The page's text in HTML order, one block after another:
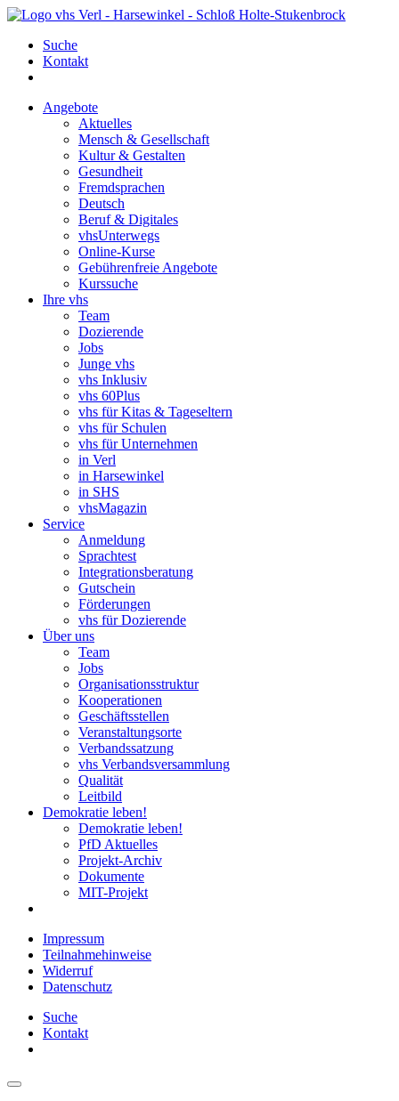
Suche
Kontakt
Angebote
Aktuelles
Mensch & Gesellschaft
Kultur & Gestalten
Gesundheit
Fremdsprachen
Deutsch
Beruf & Digitales
vhsUnterwegs
Online-Kurse
Gebührenfreie Angebote
Kurssuche
Ihre vhs
Team
Dozierende
Jobs
Junge vhs
vhs Inklusiv
vhs 60Plus
vhs für Kitas & Tageseltern
vhs für Schulen
vhs für Unternehmen
in Verl
in Harsewinkel
in SHS
vhsMagazin
Service
Anmeldung
Sprachtest
Integrationsberatung
Gutschein
Förderungen
vhs für Dozierende
Über uns
Team
Jobs
Organisationsstruktur
Kooperationen
Geschäftsstellen
Veranstaltungsorte
Verbandssatzung
vhs Verbandsversammlung
Qualität
Leitbild
Demokratie leben!
Demokratie leben!
PfD Aktuelles
Projekt-Archiv
Dokumente
MIT-Projekt
Impressum
Teilnahmehinweise
Widerruf
Datenschutz
Suche
Kontakt